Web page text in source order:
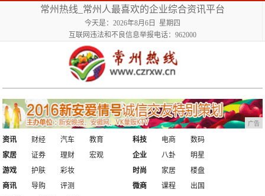
常州热线_常州人最喜欢的企业综合资讯平台
今天是：2026年8月6日 星期四
互联网违法和不良信息举报电话：962000
广告
资讯 财经 汽车
教育
家居
证券 理财 宏观
科技 电商
数码
企业
八卦
明星
游戏
护肤
彩妆
商讯
导购 评测
时尚 家居
楼盘
微商
课程
出国